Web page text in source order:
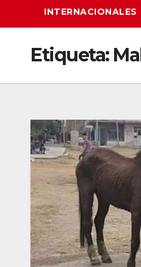
INTERNACIONALES
Etiqueta: